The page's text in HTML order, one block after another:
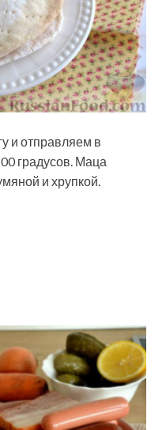
и отправляем в
градусов. Маца
и хрупкой.